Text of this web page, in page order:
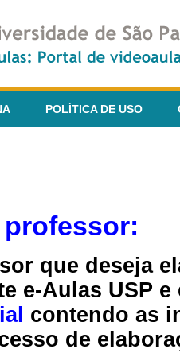
POLÍTICA DE USO
que deseja
e-Aulas USP
contendo as
de